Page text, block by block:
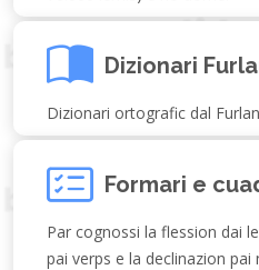
Dizionari
Dizionari ortografic dal
Formari e
Par cognossi la flession dai
pai verps e la declinazion pai